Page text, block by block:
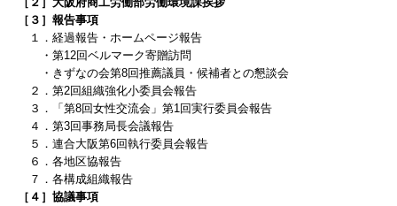
［３］報告事項
１．経過報告・ホームページ報告
・第12回ベルマーク寄贈訪問
・きずなの会第8回推薦議員・候補者との懇談会
２．第2回組織強化小委員会報告
３．「第8回女性交流会」第1回実行委員会報告
４．第3回事務局長会議報告
５．連合大阪第6回執行委員会報告
６．各地区協報告
７．各構成組織報告
［４］協議事項